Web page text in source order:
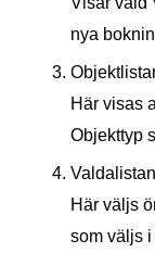
nya
Här visas
Objekttyp
Valdalistan
Här väljs
som väljs